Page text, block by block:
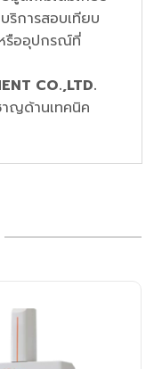
การสอบเทียบ
รืออุปกรณ์ที่
CO.,LTD.
าญด้านเทคนิค